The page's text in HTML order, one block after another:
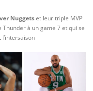
Nuggetset leur triple MVP
à un game 7 et qui se